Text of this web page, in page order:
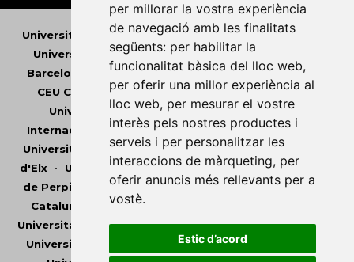
per millorar la vostra experiència
de navegació amb les finalitats
següents: per habilitar la
funcionalitat bàsica del lloc web,
per oferir una millor experiència al
lloc web, per mesurar el vostre
interès pels nostres productes i
serveis i per personalitzar les
interaccions de màrqueting, per
oferir anuncis més rellevants per a
vostè.
Estic d’acord
Universitat Abat Oliba CEU•Universitat d'Alacant
Universitat d'Andorra•Universitat Autònoma de
Barcelona
Universitat de Barcelona•Universitat
CEU Cardenal Herrera•Universitat de Girona •
Universitat de les Illes Balears• Universitat
Internacional de Catalunya•Universitat Jaume I
Universitat de Lleida• Universitat Miguel Hernández
d'Elx• Universitat Oberta de Catalunya•Universitat
de Perpinyà Via Domitia•Universitat Politècnica de
Catalunya
Universitat Politècnica de València
Universitat Pompeu Fabra•Universitat Ramon Llull
Universitat Rovira i Virgili
•Universitat de Sàsser